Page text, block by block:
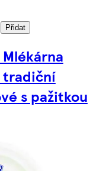
Přidat
tradiční
s pažitkou